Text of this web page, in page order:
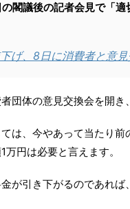
閣議後の記者会見で「
げ、8日に消費者と意
団体の意見交換会を開き
は、今やあって当たり
円は必要と言えます。
が引き下がるのであれば